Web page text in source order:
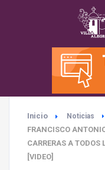
Inicio Noticias
FRANCISCO
CARRERAS A
[VIDEO]